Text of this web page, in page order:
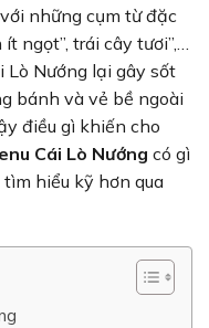
những cụm từ đặc
ngọt”, trái cây tươi”,…
Lò Nướng lại gây sốt
bánh và vẻ bề ngoài
điều gì khiến cho
Cái Lò Nướng có gì
tìm hiểu kỹ hơn qua